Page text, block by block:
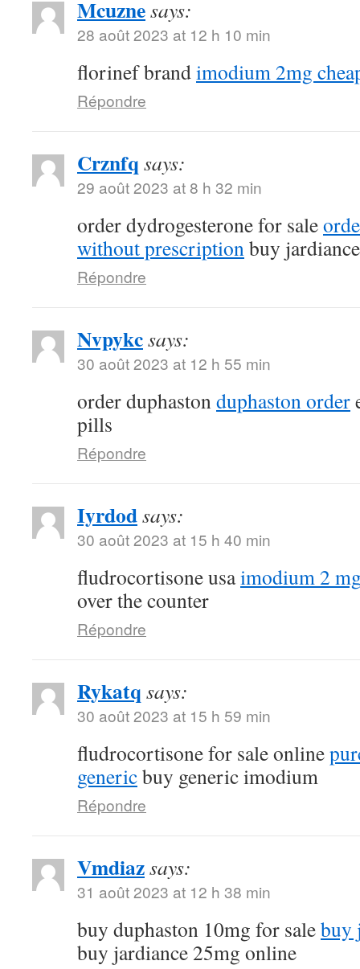
Mcuznesays:
28 août 2023 at 12 h 10 min
florinef brandimodium 2mg
Répondre
Crznfq says:
29 août 2023 at 8 h 32 min
order dydrogesterone for sale
without prescriptionbuy
Répondre
Nvpykcsays:
30 août 2023 at 12 h 55 min
order duphastonduphaston order
pills
Répondre
Iyrdodsays:
30 août 2023 at 15 h 40 min
fludrocortisone usaimodium 2
over the counter
Répondre
Rykatq says:
30 août 2023 at 15 h 59 min
fludrocortisone for sale online
genericbuy generic imodium
Répondre
Vmdiazsays:
31 août 2023 at 12 h 38 min
buy duphaston 10mg for salebuy
buy jardiance 25mg online